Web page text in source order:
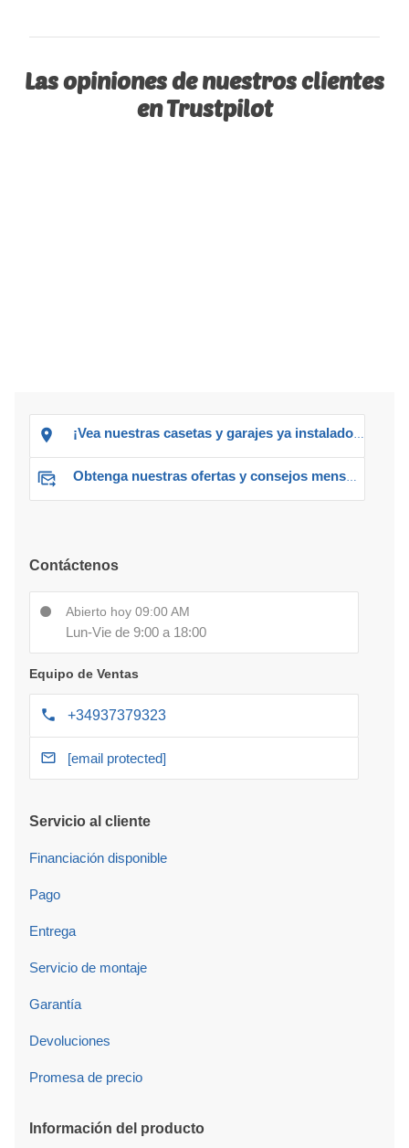
Las opiniones de nuestros clientes
en Trustpilot
¡Vea nuestras casetas y garajes ya instalados!
Obtenga nuestras ofertas y consejos mensuales
Contáctenos
Abierto hoy 09:00 AM
Lun-Vie de 9:00 a 18:00
Equipo de Ventas
+34937379323
[email protected]
Servicio al cliente
Financiación disponible
Pago
Entrega
Servicio de montaje
Garantía
Devoluciones
Promesa de precio
Información del producto